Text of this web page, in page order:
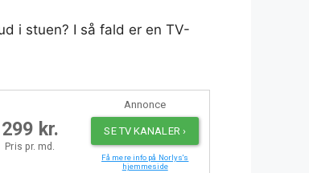
i stuen? I så fald er en TV-